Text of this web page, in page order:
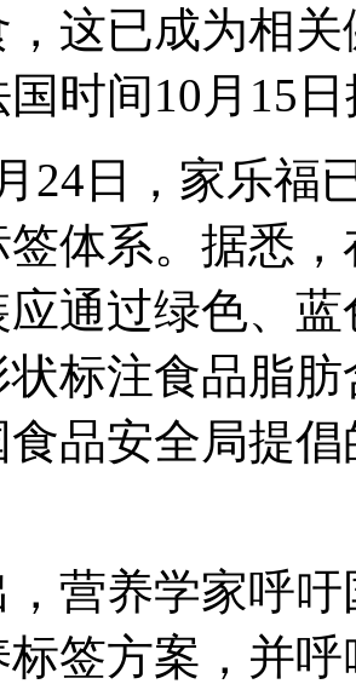
这已成为相
时间10月15
24日，家乐福
体系。据悉
应通过绿色、
标注食品脂
品安全局提
营养学家呼
签方案，并